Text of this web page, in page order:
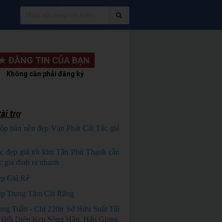
ĐĂNG TIN CỦA BẠN
Không cần phải đăng ký
trợ
bán nền đẹp Vạn Phát Cái Tắc giá
đẹp giá tốt khu Tân Phú Thạnh cần
gia đình ra nhanh
Giá Rẻ
Trung Tâm Cái Răng
Tuần - Chỉ 220tr Sở Hữu Suất Tái
Diện Kcn Sông Hậu, Hậu Giang